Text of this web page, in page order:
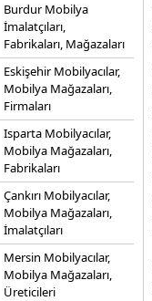
Burdur Mobilya
İmalatçıları,
Fabrikaları, Mağazaları
Eskişehir Mobilyacılar,
Mobilya Mağazaları,
Firmaları
Isparta Mobilyacılar,
Mobilya Mağazaları,
Fabrikaları
Çankırı Mobilyacılar,
Mobilya Mağazaları,
İmalatçıları
Mersin Mobilyacılar,
Mobilya Mağazaları,
Üreticileri